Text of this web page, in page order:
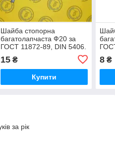
Шайба стопорна
багатолапчаста Ф20 за
ГОСТ 11872-89, DIN 5406.
15₴
Купити
8 ₴
за рік